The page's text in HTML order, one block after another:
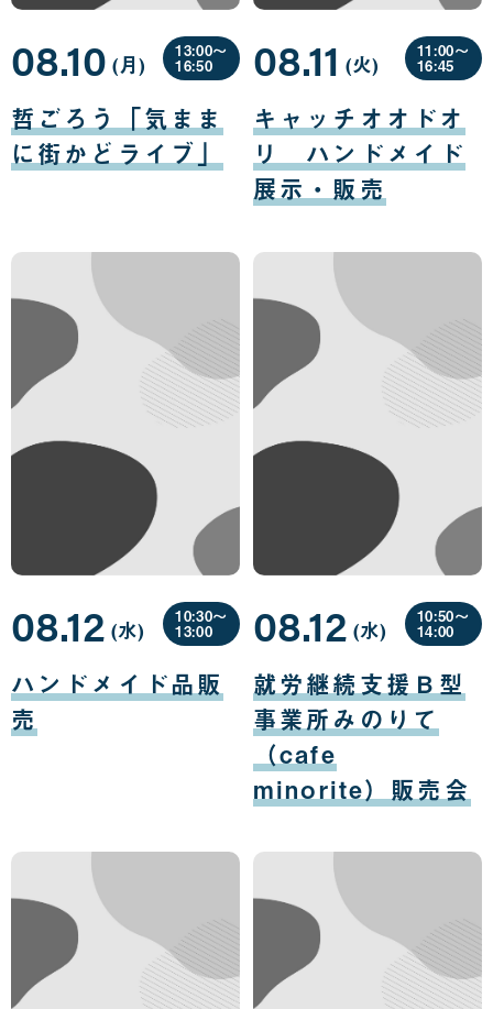
哲ごろう「気まま
に街かどライブ」
08.10
月
10
日
(月曜
日
)
13:00〜
16:50
キャッチオオドオ
リ ハンドメイド
展示・販売
08.11
月
11
日
(火曜
日
)
11:00〜
16:45
ハンドメイド品販
売
08.12
月
12
日
(水曜
日
)
10:30〜
13:00
就労継続支援Ｂ型
事業所みのりて
（cafe
minorite）販売会
08.12
月
12
日
(水曜
日
)
10:50〜
14:00